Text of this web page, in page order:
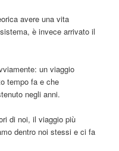
avere una vita
è invece arrivato il
un viaggio
tempo fa e che
negli anni.
di noi, il viaggio più
dentro noi stessi e ci fa